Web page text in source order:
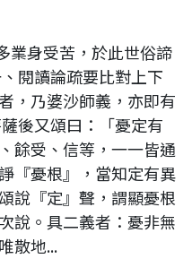
業身受苦，於此世俗諦
閱讀論疏要比對上下
，乃婆沙師義，亦即有
後又頌曰：「憂定有
餘受、信等，一一皆通
『憂根』，當知定有異
說『定』聲，謂顯憂根
說。具二義者：憂非無
散地...